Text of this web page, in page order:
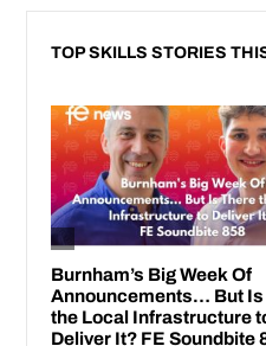
TOP SKILLS STORIES